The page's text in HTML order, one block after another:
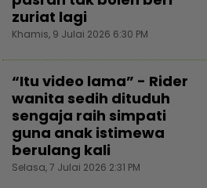
zuriat lagi
Khamis, 9 Julai 2026 6:30 PM
“Itu video lama” - Rider
wanita sedih dituduh
sengaja raih simpati
guna anak istimewa
berulang kali
Selasa, 7 Julai 2026 2:31 PM